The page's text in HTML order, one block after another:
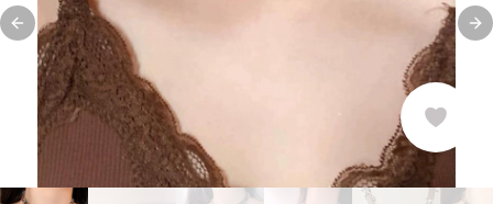
Previous slide